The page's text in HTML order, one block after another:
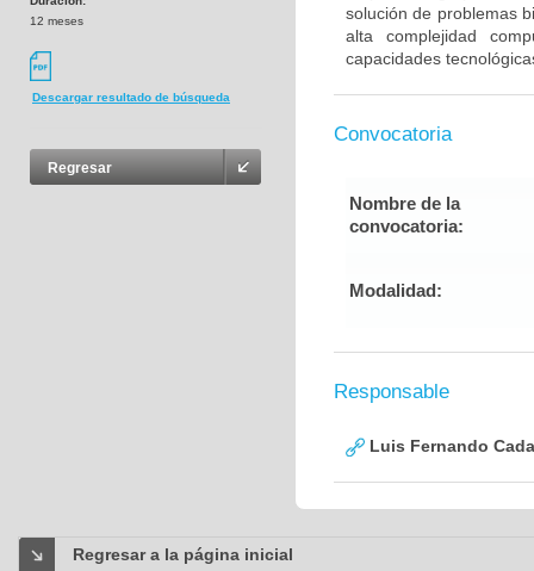
12 meses
Descargar resultado de búsqueda
Regresar
solución de problemas
alta complejidad
capacidades
Convocatoria
Nombre de la
convocatoria:
Modalidad:
Responsable
Luis Fernando
Regresar a la página inicial